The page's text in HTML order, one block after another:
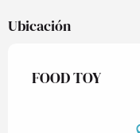
Ubicación
FOOD TOY